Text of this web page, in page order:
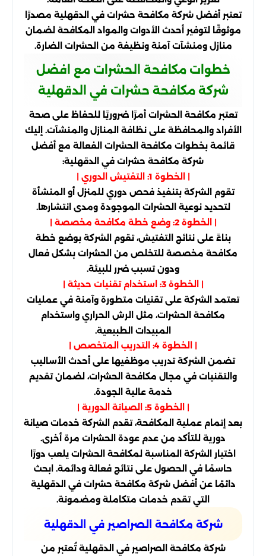
تعتبر أفضل شركة مكافحة حشرات في الدقهلية مصدرًا
موثوقًا لتوفير أحدث الأدوات والمواد المكافحة لضمان
منازل ومنشآت آمنة ونظيفة من الحشرات الضارة.
خطوات مكافحة الحشرات مع افضل
شركة مكافحة حشرات في الدقهلية
تعتبر مكافحة الحشرات أمرًا ضروريًا للحفاظ على صحة
الأفراد والمحافظة على نظافة المنازل والمنشآت. إليك
قائمة بخطوات مكافحة الحشرات الفعالة مع أفضل
شركة مكافحة حشرات في الدقهلية:
| الخطوة 1: التفتيش الدوري |
تقوم الشركة بتنفيذ فحص دوري للمنزل أو المنشأة
لتحديد نوعية الحشرات الموجودة ومدى انتشارها.
| الخطوة 2: وضع خطة مكافحة مخصصة |
بناءً على نتائج التفتيش، تقوم الشركة بوضع خطة
مكافحة مخصصة للتخلص من الحشرات بشكل فعال
ودون تسبب ضرر للبيئة.
| الخطوة 3: استخدام تقنيات حديثة |
تعتمد الشركة على تقنيات متطورة وآمنة في عمليات
مكافحة الحشرات، مثل الرش الحراري واستخدام
المبيدات الطبيعية.
| الخطوة 4: التدريب المتخصص |
تضمن الشركة تدريب موظفيها على أحدث الأساليب
والتقنيات في مجال مكافحة الحشرات، لضمان تقديم
خدمة عالية الجودة.
| الخطوة 5: الصيانة الدورية |
بعد إتمام عملية المكافحة، تقدم الشركة خدمات صيانة
دورية للتأكد من عدم عودة الحشرات مرة أخرى.
اختيار الشركة المناسبة لمكافحة الحشرات يلعب دورًا
حاسمًا في الحصول على نتائج فعالة ودائمة. ابحث
دائمًا عن أفضل شركة مكافحة حشرات في الدقهلية
التي تقدم خدمات متكاملة ومضمونة.
شركة مكافحة الصراصير في الدقهلية
شركة مكافحة الصراصير في الدقهلية تُعتبر من